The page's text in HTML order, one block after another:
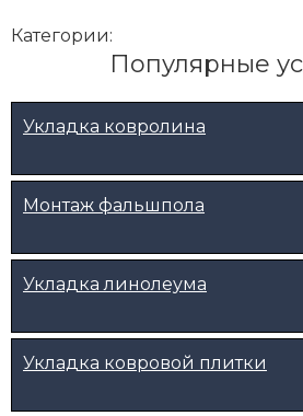
Категории:
Популярные
Укладка ковролина
Монтаж фальшпола
Укладка линолеума
Укладка ковровой плитки